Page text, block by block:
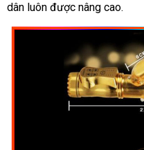
dân luôn mới
nhất
được nâng cao.